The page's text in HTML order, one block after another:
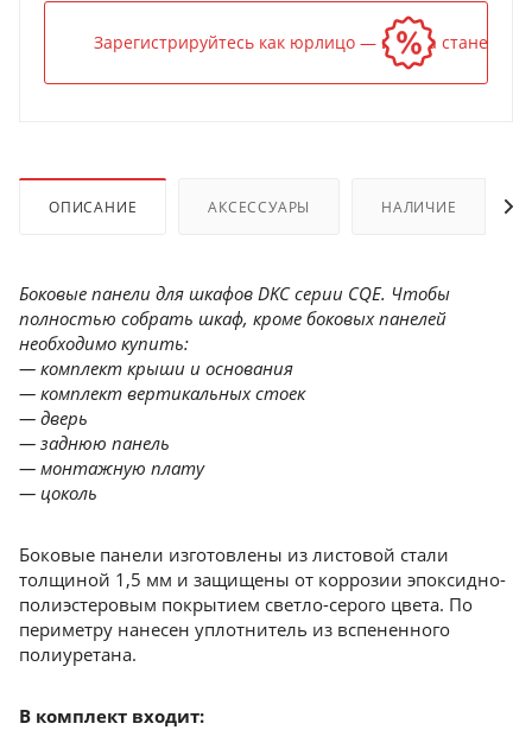
Зарегистрируйтесь как юрлицо — и цена станет
ОПИСАНИЕ АКСЕССУАРЫ НАЛИЧИЕ
Боковые панели для шкафов DKC серии CQE. Чтобы
полностью собрать шкаф, кроме боковых панелей
необходимо купить:
— комплект крыши и основания
— комплект вертикальных стоек
— дверь
— заднюю панель
— монтажную плату
— цоколь
Боковые панели изготовлены из листовой стали
толщиной 1,5 мм и защищены от коррозии эпоксидно-
полиэстеровым покрытием светло-серого цвета. По
периметру нанесен уплотнитель из вспененного
полиуретана.
В комплект входит: